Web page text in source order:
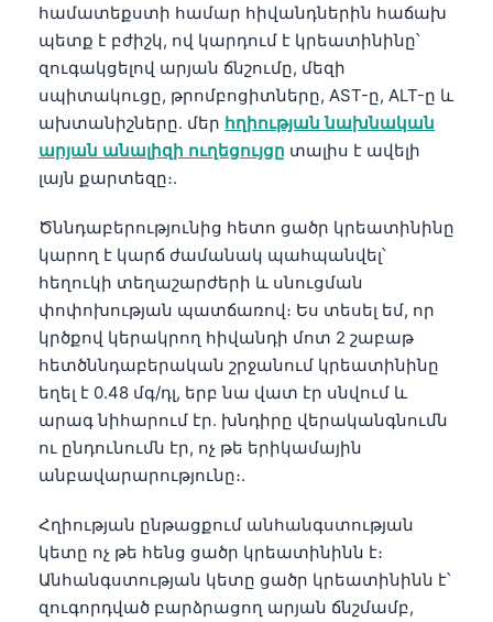
համատեքստի համար հիվանդներին հաճախ
պետք է բժիշկ, ով կարդում է կրեատինինը՝
զուգակցելով արյան ճնշումը, մեզի
սպիտակուցը, թրոմբոցիտները, AST-ը, ALT-ը և
ախտանիշները. մեր հղիության նախնական
արյան անալիզի ուղեցույցը տալիս է ավելի
լայն քարտեզը։.
Ծննդաբերությունից հետո ցածր կրեատինինը
կարող է կարճ ժամանակ պահպանվել՝
հեղուկի տեղաշարժերի և սնուցման
փոփոխության պատճառով։ Ես տեսել եմ, որ
կրծքով կերակրող հիվանդի մոտ 2 շաբաթ
հետծննդաբերական շրջանում կրեատինինը
եղել է 0.48 մգ/դլ, երբ նա վատ էր սնվում և
արագ նիհարում էր. խնդիրը վերականգնումն
ու ընդունումն էր, ոչ թե երիկամային
անբավարարությունը։.
Հղիության ընթացքում անհանգստության
կետը ոչ թե հենց ցածր կրեատինինն է։
Անհանգստության կետը ցածր կրեատինինն է՝
զուգորդված բարձրացող արյան ճնշմամբ,
සිංහල
অসমীয়া
Galego
Македонски јазик
Euskara
Gàidhlig
Occitan
العربية المغربية
Afrikaans
Монгол
Basa Jawa
Cebuano
ئۇيغۇرچە
Кыргызча
Татар теле